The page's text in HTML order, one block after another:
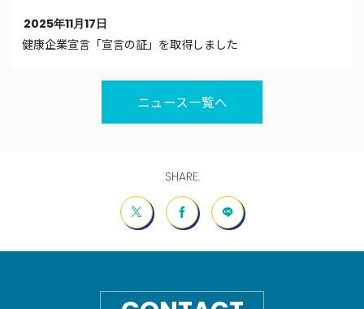
2025年11月17日
健康企業宣言「宣言の証」を取得しました
ニュース一覧へ
SHARE.